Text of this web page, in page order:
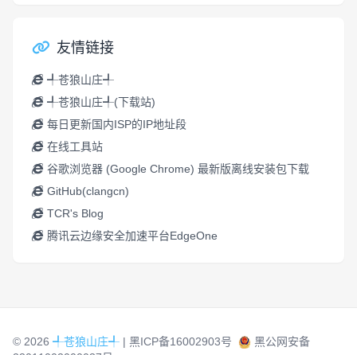
友情链接
╃苍狼山庄╃
╃苍狼山庄╃(下载站)
每日更新国内ISP的IP地址段
在线工具站
谷歌浏览器 (Google Chrome) 最新版离线安装包下载
GitHub(clangcn)
TCR's Blog
腾讯云边缘安全加速平台EdgeOne
© 2026 ╃苍狼山庄╃ | 黑ICP备16002903号
黑公网安备